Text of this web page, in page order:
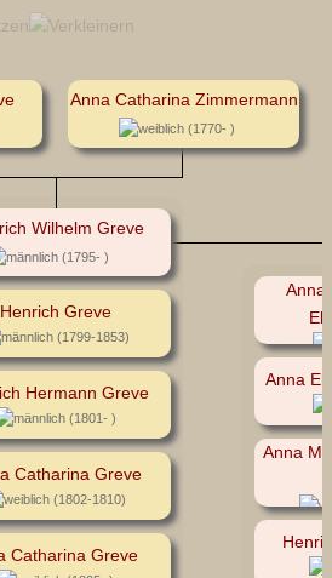
Anna Catharina Zimmermann
(1770- )
Henrich Greve
(1799-1853)
Hermann Greve
(1801- )
Catharina Greve
(1802-1810)
Catharina Greve
Wilhelm Greve
(1795- )
Anna
Anna
Anna